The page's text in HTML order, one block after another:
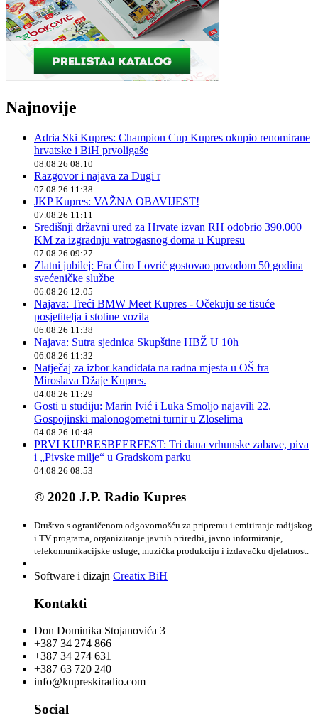
Najnovije
Adria Ski Kupres: Champion Cup Kupres okupio renomirane
hrvatske i BiH prvoligaše
08.08.26 08:10
Razgovor i najava za Dugi r
07.08.26 11:38
JKP Kupres: VAŽNA OBAVIJEST!
07.08.26 11:11
Središnji državni ured za Hrvate izvan RH odobrio 390.000
KM za izgradnju vatrogasnog doma u Kupresu
07.08.26 09:27
Zlatni jubilej: Fra Ćiro Lovrić gostovao povodom 50 godina
svećeničke službe
06.08.26 12:05
Najava: Treći BMW Meet Kupres - Očekuju se tisuće
posjetitelja i stotine vozila
06.08.26 11:38
Najava: Sutra sjednica Skupštine HBŽ U 10h
06.08.26 11:32
Natječaj za izbor kandidata na radna mjesta u OŠ fra
Miroslava Džaje Kupres.
04.08.26 11:29
Gosti u studiju: Marin Ivić i Luka Smoljo najavili 22.
Gospojinski malonogometni turnir u Zloselima
04.08.26 10:48
PRVI KUPRESBEERFEST: Tri dana vrhunske zabave, piva
i „Pivske milje“ u Gradskom parku
04.08.26 08:53
© 2020 J.P. Radio Kupres
Društvo s ograničenom odgovornošću za pripremu i emitiranje radijskog
i TV programa, organiziranje javnih priredbi, javno informiranje,
telekomunikacijske usluge, muzička produkciju i izdavačku djelatnost.
Software i dizajn Creatix BiH
Kontakti
Don Dominika Stojanovića 3
+387 34 274 866
+387 34 274 631
+387 63 720 240
info@kupreskiradio.com
Social